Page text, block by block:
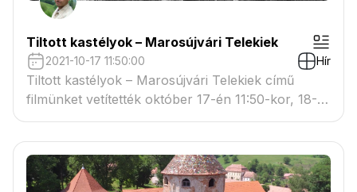
Tiltott kastélyok – Marosújvári Telekiek
2021-10-17 11:50:00 Hír
Tiltott kastélyok – Marosújvári Telekiek című
filmünket vetítették október 17-én 11:50-kor, 18-
án 4:05-kor a Duna Worldön.